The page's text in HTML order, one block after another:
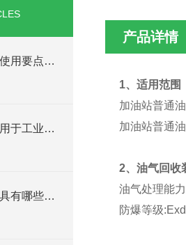
围绕聚乙烯成套设备的使用要点进行详细分析
二氧化碳成套设备是应用于工业与环境领域的关键设备
工业废气二氧化碳回收具有哪些用途？
产品详情
1、适用范围
加油站普通
加油站普通
2、油气回收
油气处理能
防爆等级